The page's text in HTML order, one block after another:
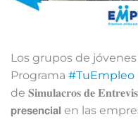
Los grupos de
Programa #TuEmpleo
de 𝐒𝐢𝐦𝐮𝐥𝐚𝐜𝐫𝐨𝐬 𝐝𝐞
𝗽𝗿𝗲𝘀𝗲𝗻𝗰𝗶𝗮𝗹 en las